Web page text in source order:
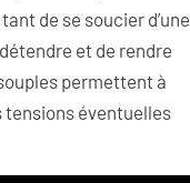
de se soucier d’une
et de rendre
permettent à
tensions éventuelles